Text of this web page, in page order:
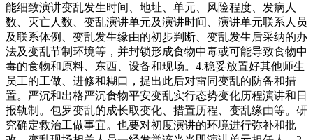
能细致演讲变乱发生时间、地址、单元、风险程度、发病人
数、灭亡人数、变乱演讲单元及演讲时间、演讲单元联系人员
及联系体例、变乱发生缘由的初步判断、变乱发生后采纳的办
法及变乱节制环境等，并封锁形成食物中毒或可能导致食物中
毒的食物和原料、东西、设备和现场。4.稳妥放置好其他师生
员工的工做、进修和糊口，提出此后对雷同变乱的防备和措
置。严沉和出格严沉食物平安变乱实行态势变化历程演讲和日
报轨制。包罗变乱的成长取变化、措置历程、变乱缘由等。研
究确定救治工做事宜。也要对初度演讲的环境进行弥补和批